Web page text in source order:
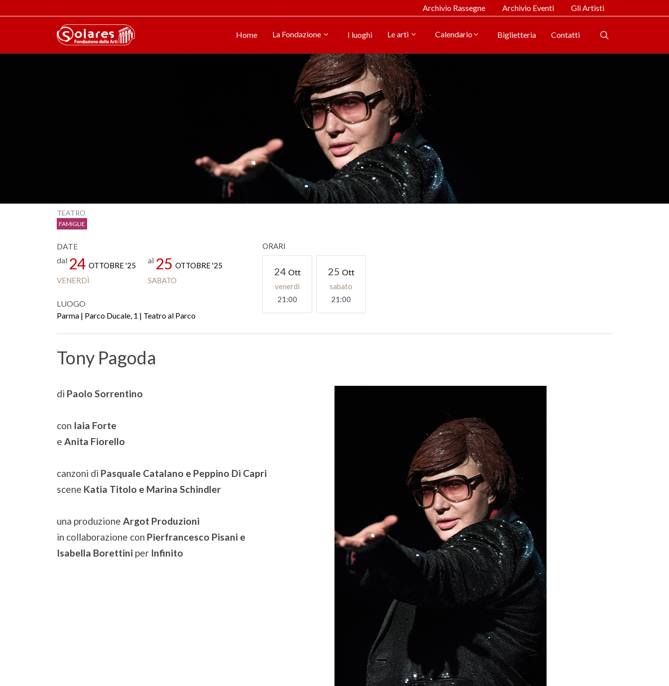
Archivio Rassegne Archivio Eventi Gli Artisti
Home La Fondazione I luoghi Le arti Calendario Biglietteria Contatti
TEATRO
FAMIGLIE
DATE
dal 24 OTTOBRE '25
VENERDÌ
al 25 OTTOBRE '25
SABATO
LUOGO
Parma | Parco Ducale, 1 | Teatro al Parco
ORARI
24 Ott
venerdì
21:00
25 Ott
sabato
21:00
Tony Pagoda
di Paolo Sorrentino
con Iaia Forte
e Anita Fiorello
canzoni di Pasquale Catalano e Peppino Di Capri
scene Katia Titolo e Marina Schindler
una produzione Argot Produzioni
in collaborazione con Pierfrancesco Pisani e
Isabella Borettini per Infinito